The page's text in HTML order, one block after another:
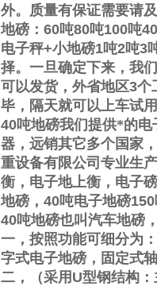
外。质量有保证需要请
地磅： 60吨80吨100吨40
电子秤+小地磅1吨2吨3
择。一旦确定下来，我
可以发货，外省地区3个
毕，隔天就可以上车试
40吨地磅我们提供*的电
器，远销其它多个国家
重设备有限公司专业生
衡，电子地上衡，电子磅
地磅， 40吨电子地磅150
40吨地磅也叫汽车地磅
一，按照功能可细分为
字式电子地磅，固定式轴
二，（采用 U型钢结构：